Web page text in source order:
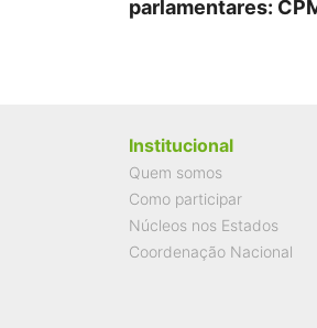
parlamentares:
Institucional
Quem somos
Como participar
Núcleos nos Estados
Coordenação Nacional